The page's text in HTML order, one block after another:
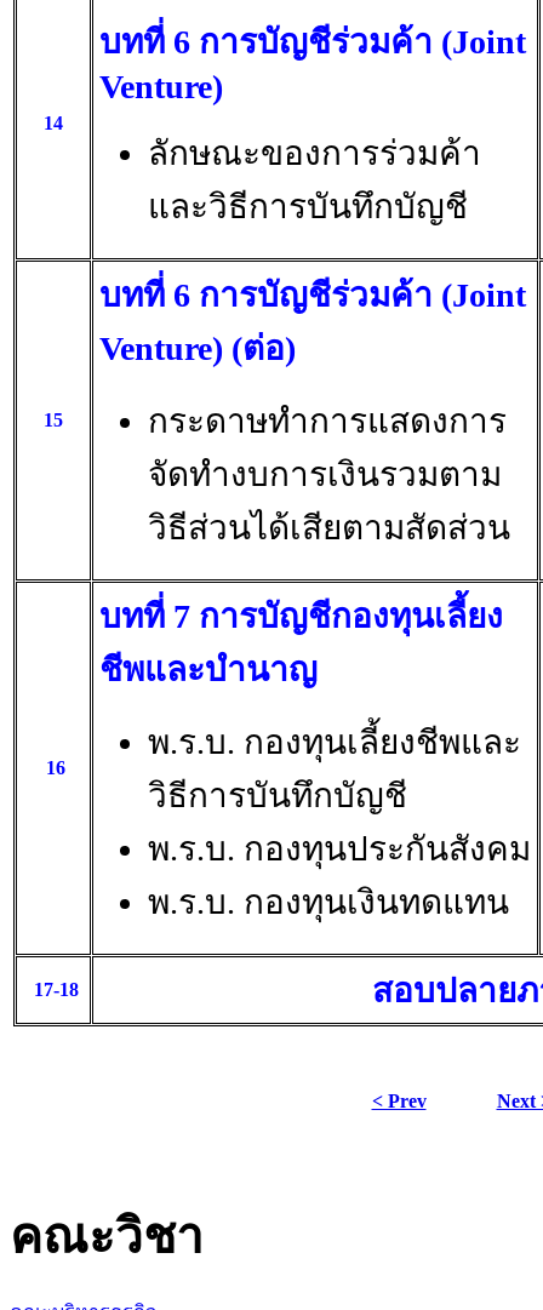
14
บทที่ 6 การบัญชีร่วมค้า (Joint
Venture)
ลักษณะของการร่วมค้า
และวิธีการบันทึกบัญชี
15
บทที่ 6 การบัญชีร่วมค้า (Joint
Venture) (ต่อ)
กระดาษทำการแสดงการ
จัดทำงบการเงินรวมตาม
วิธีส่วนได้เสียตามสัดส่วน
16
บทที่ 7 การบัญชีกองทุนเลี้ยง
ชีพและบำนาญ
พ.ร.บ. กองทุนเลี้ยงชีพและ
วิธีการบันทึกบัญชี
พ.ร.บ. กองทุนประกันสังคม
พ.ร.บ. กองทุนเงินทดแทน
17-18 สอบปลาย
< Prev Next
คณะวิชา